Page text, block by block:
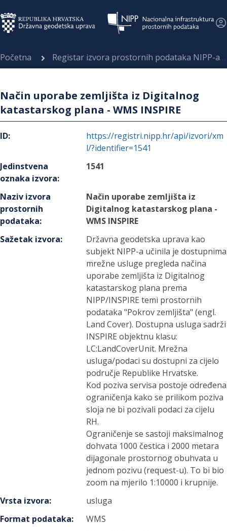
Početna Registar izvora prostornih podataka NIPP-a
Način uporabe zemljišta iz Digitalnog
katastarskog plana - WMS INSPIRE
ID:
https://registri.nipp.hr/api/izvori/xm
l/?identifier=1541
Jedinstvena
oznaka izvora:
1541
Naziv izvora
prostornih
podataka:
Način uporabe zemljišta iz
Digitalnog katastarskog plana -
WMS INSPIRE
Sažetak izvora:
Državna geodetska uprava kao
subjekt NIPP-a učinila je dostupnima
mrežne usluge pregleda načina
uporabe zemljišta iz Digitalnog
katastarskog plana prema
NIPP/INSPIRE temi prostornih
podataka "Pokrov zemljišta" (engl.
Land Cover). Dostupna usluga sadrži
INSPIRE objektnu klasu:
LC:LandCoverUnit. Mrežna
usluga/podaci su dostupni za cijelo
područje Republike Hrvatske.
Kod poziva servisa postoje određena
ograničenja kako se prilikom poziva
sloja ne bi pozivali podaci za cijelu
RH.
Ograničenje se sastoji maksimalnog
dohvata 1000 čestica i 2000 metara
dijagonale prostornog obuhvata u
jednom pozivu (request-u). To bi bio
zoom na mjerilo 1:10000 i krupnije.
Vrsta izvora:
usluga
Format podataka:
WMS